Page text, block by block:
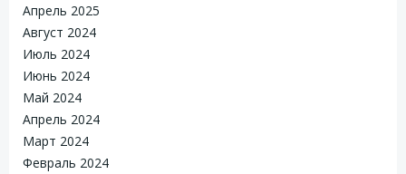
Апрель 2025
Август 2024
Июль 2024
Июнь 2024
Май 2024
Апрель 2024
Март 2024
Февраль 2024